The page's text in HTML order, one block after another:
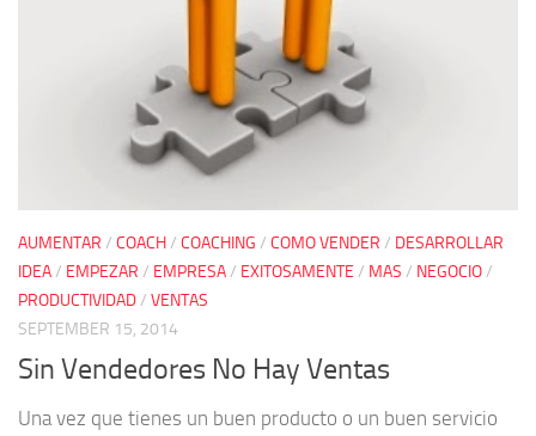
AUMENTAR / COACH/ COACHING / COMO VENDER / DESARROLLAR
IDEA/ EMPEZAR / EMPRESA/ EXITOSAMENTE / MAS / NEGOCIO/
PRODUCTIVIDAD/ VENTAS
SEPTEMBER 15, 2014
Sin Vendedores No Hay Ventas
Una vez que tienes un buen producto o un buen servicio